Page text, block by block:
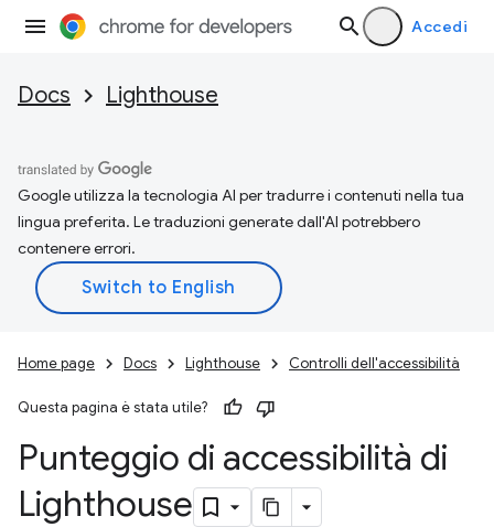
Accedi
Docs Lighthouse
Google utilizza la tecnologia AI per tradurre i contenuti nella tua
lingua preferita. Le traduzioni generate dall'AI potrebbero
contenere errori.
Home page Docs Lighthouse Controlli dell'accessibilità
Questa pagina è stata utile?
Punteggio di accessibilità di
Lighthouse